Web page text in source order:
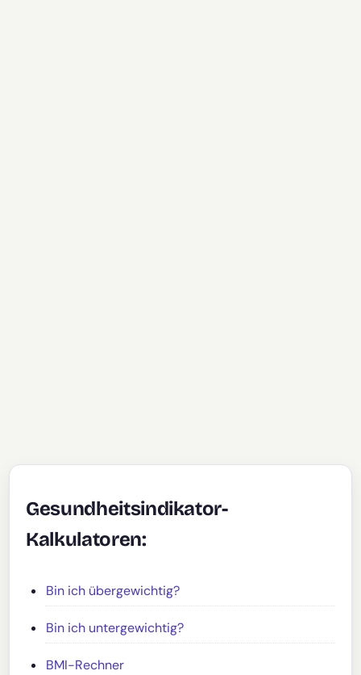
Gesundheitsindikator-
Kalkulatoren:
Bin ich übergewichtig?
Bin ich untergewichtig?
BMI-Rechner